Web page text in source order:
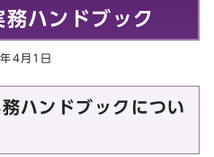
ハンドブック
4月1日
ハンドブックについ